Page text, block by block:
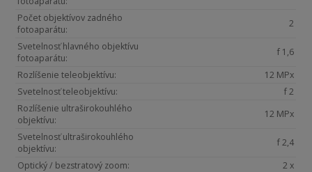
Počet objektívov zadného
fotoaparátu:
2
Svetelnosť hlavného objektívu
fotoaparátu:
f 1,6
Rozlíšenie teleobjektívu:
12 MPx
Svetelnosť teleobjektívu:
f 2
Rozlíšenie ultraširokouhlého
objektívu:
12 MPx
Svetelnosť ultraširokouhlého
objektívu:
f 2,4
Optický / bezstratový zoom:
2 x